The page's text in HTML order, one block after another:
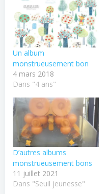
Un album
monstrueusement bon
4 mars 2018
Dans "4 ans"
D’autres albums
monstrueusement bons
11 juillet 2021
Dans "Seuil jeunesse"